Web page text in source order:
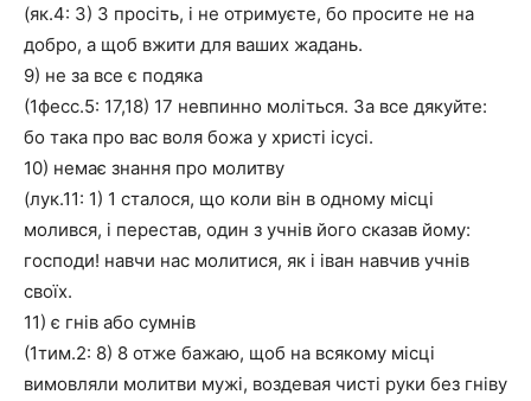
(як.4: 3) 3 просіть, і не отримуєте, бо просите не на
добро, а щоб вжити для ваших жадань.
9) не за все є подяка
(1фесс.5: 17,18) 17 невпинно моліться. За все дякуйте:
бо така про вас воля божа у христі ісусі.
10) немає знання про молитву
(лук.11: 1) 1 сталося, що коли він в одному місці
молився, і перестав, один з учнів його сказав йому:
господи! навчи нас молитися, як і іван навчив учнів
своїх.
11) є гнів або сумнів
(1тим.2: 8) 8 отже бажаю, щоб на всякому місці
вимовляли молитви мужі, воздевая чисті руки без гніву